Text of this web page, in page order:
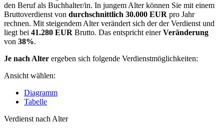
den Beruf als Buchhalter/in. In jungem Alter können Sie mit einem
Bruttoverdienst von durchschnittlich 30.000 EUR pro Jahr
rechnen. Mit steigendem Alter verändert sich der der Verdienst und
liegt bei 41.280 EUR Brutto. Das entspricht einerVeränderung
von 38%.
Je nach Alter ergeben sich folgende Verdienstmöglichkeiten:
Ansicht wählen:
Diagramm
Tabelle
Verdienst nach Alter